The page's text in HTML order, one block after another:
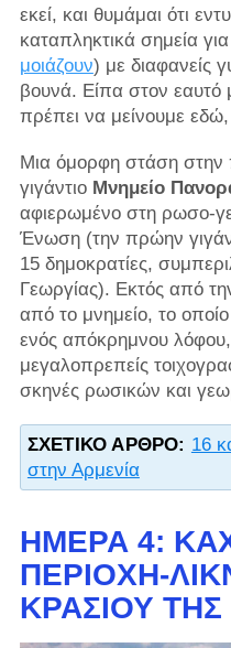
εκεί, και θυμάμαι ότι
καταπληκτικά σημεία
μοιάζουν) με διαφανείς
βουνά. Είπα στον εαυτό
πρέπει να μείνουμε
Μια όμορφη στάση στην
γιγάντιο Μνημείο
αφιερωμένο στη ρωσο-
Ένωση (την πρώην
15 δημοκρατίες,
Γεωργίας). Εκτός από
από το μνημείο, το
ενός απόκρημνου
μεγαλοπρεπείς
σκηνές ρωσικών και
ΣΧΕΤΙΚΌ ΆΡΘΡΟ: 16
στην Αρμενία
ΗΜΈΡΑ 4:
ΠΕΡΙΟΧΉ-
ΚΡΑΣΙΟΎ ΤΗΣ